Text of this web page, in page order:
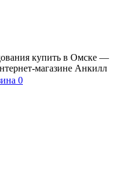
купить в Омске —
магазине Анкилл
0